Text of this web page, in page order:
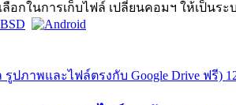
ลือกในการเก็บไฟล์ เปลี่ยนคอมฯ ให้เป็น